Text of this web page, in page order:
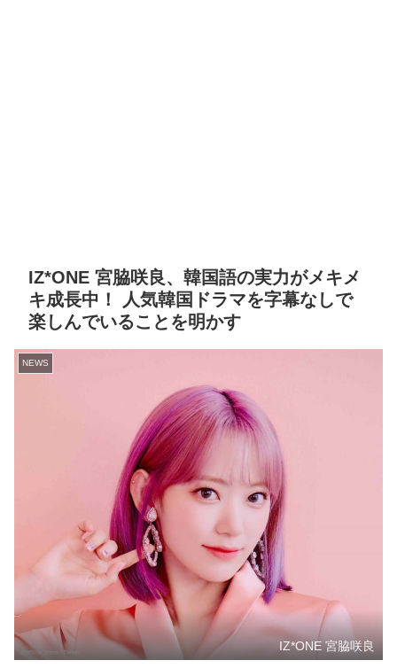
IZ*ONE 宮脇咲良、韓国語の実力がメキメ
キ成長中！ 人気韓国ドラマを字幕なしで
楽しんでいることを明かす
NEWS
IZ*ONE 宮脇咲良